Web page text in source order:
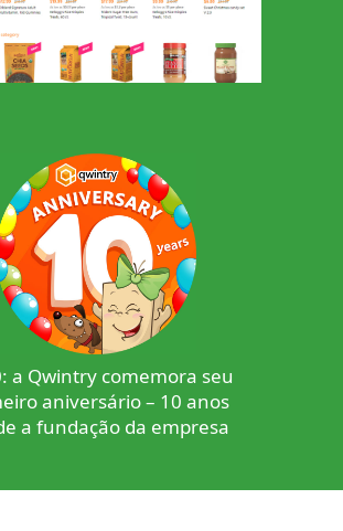
a Qwintry comemora seu
aniversário – 10 anos
a fundação da empresa